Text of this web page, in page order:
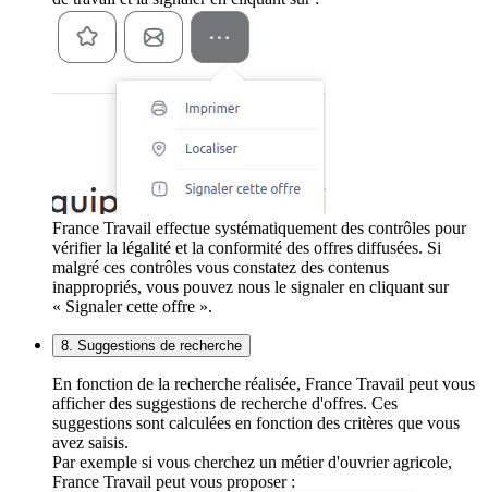
France Travail effectue systématiquement des contrôles pour
vérifier la légalité et la conformité des offres diffusées. Si
malgré ces contrôles vous constatez des contenus
inappropriés, vous pouvez nous le signaler en cliquant sur
« Signaler cette offre ».
8. Suggestions de recherche
En fonction de la recherche réalisée, France Travail peut vous
afficher des suggestions de recherche d'offres. Ces
suggestions sont calculées en fonction des critères que vous
avez saisis.
Par exemple si vous cherchez un métier d'ouvrier agricole,
France Travail peut vous proposer :